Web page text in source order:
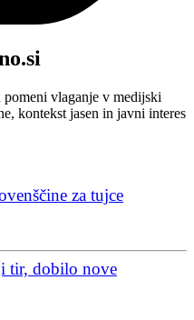
vlaganje v medijski
kontekst jasen in javni interes
za tujce
tir, dobilo nove